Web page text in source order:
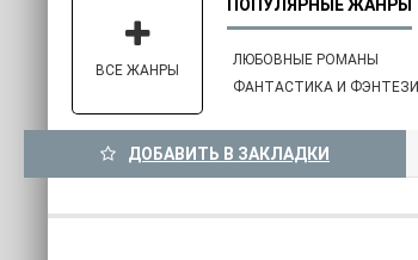
ЛЮБОВНЫЕ РОМАНЫ
ФАНТАСТИКА И ФЭНТЕЗИ
ВСЕ ЖАНРЫ
ДОБАВИТЬ В ЗАКЛАДКИ